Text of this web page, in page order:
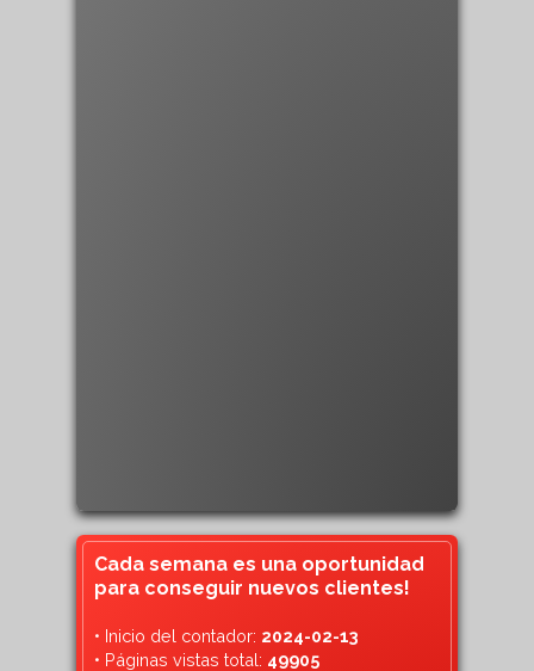
Cada semana es una oportunidad
para conseguir nuevos clientes!
• Inicio del contador: 2024-02-13
• Páginas vistas total: 49905